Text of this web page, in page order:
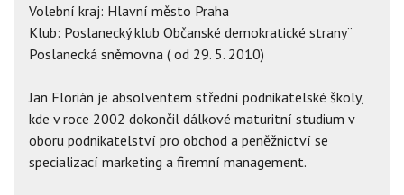
Volební kraj: Hlavní město Praha
Klub: Poslanecký klub Občanské demokratické strany¨
Poslanecká sněmovna ( od 29. 5. 2010)
Jan Florián je absolventem střední podnikatelské školy,
kde v roce 2002 dokončil dálkové maturitní studium v
oboru podnikatelství pro obchod a peněžnictví se
specializací marketing a firemní management.